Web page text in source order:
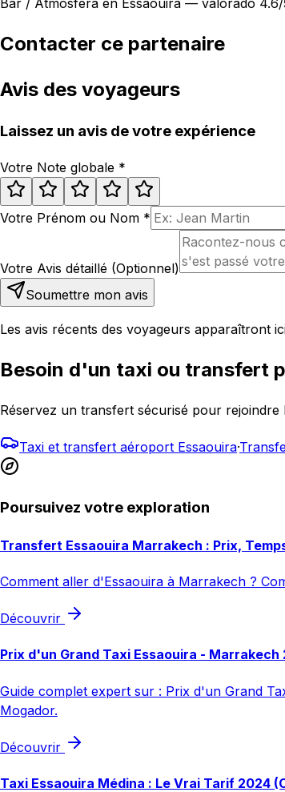
Contacter ce partenaire
Avis des voyageurs
Laissez un avis de votre expérience
Votre Note globale *
Votre Prénom ou Nom *
Votre Avis détaillé (Optionnel)
Soumettre mon avis
Les avis récents des voyageurs apparaîtront
Besoin d'un taxi ou transfert
Réservez un transfert sécurisé pour
Taxi et transfert aéroport Essaouira·
Poursuivez votre exploration
Transfert Essaouira Marrakech : Prix,
Comment aller d'Essaouira à Marrakech ?
Découvrir
Prix d'un Grand Taxi Essaouira - Marrakech
Guide complet expert sur : Prix d'un Grand
Mogador.
Découvrir
Taxi Essaouira Médina : Le Vrai Tarif 2024